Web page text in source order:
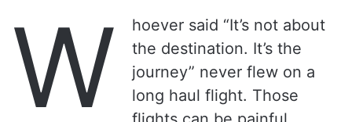
W
hoever said “It’s not about
the destination. It’s the
journey” never flew on a
long haul flight. Those